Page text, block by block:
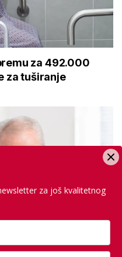
za 492.000
za tuširanje
za još kvalitetnog